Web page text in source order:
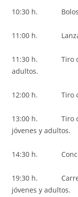
10:30 h. Bolos
11:00 h.
11:30 h. Tiro con
adultos.
12:00 h. Tiro con
13:00 h. Tiro
jóvenes y adultos.
14:30 h.
19:30 h. Carrera
jóvenes y adultos.